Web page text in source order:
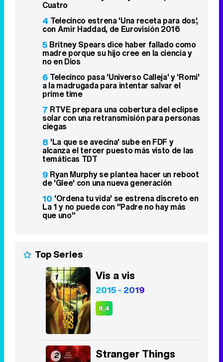
6Telecinco pasa 'Universo Calleja' y 'Romi'
a la madrugada para intentar salvar el
prime time
7 RTVE prepara una cobertura del eclipse
solar con una retransmisión para personas
ciegas
8 'La que se avecina' sube en FDF y
alcanza el tercer puesto más visto de las
temáticas TDT
9 Ryan Murphy se plantea hacer un reboot
de 'Glee' con una nueva generación
10'Ordena tu vida' se estrena discreto en
La 1 y no puede con "Padre no hay más
que uno"
Top Series
1 Vis a vis
2 Stranger Things
2016 - 2025
8,3